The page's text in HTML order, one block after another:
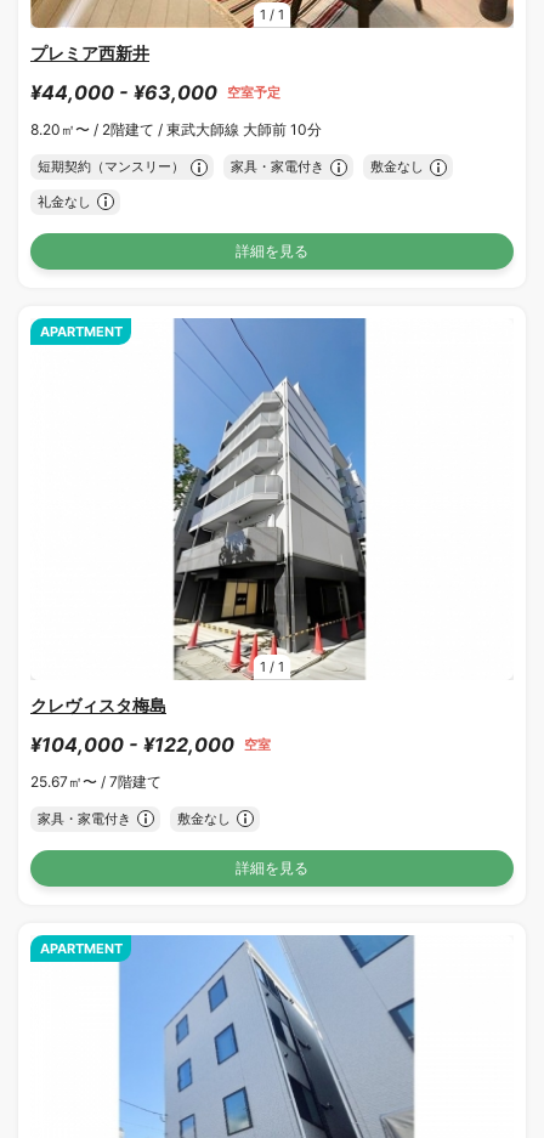
1 / 1
プレミア西新井
¥44,000 - ¥63,000 空室予定
8.20㎡〜 / 2階建て / 東武大師線 大師前 10分
短期契約（マンスリー） 家具・家電付き 敷金なし
礼金なし
詳細を見る
1 / 1
APARTMENT
クレヴィスタ梅島
¥104,000 - ¥122,000 空室
25.67㎡〜 / 7階建て
家具・家電付き 敷金なし
詳細を見る
APARTMENT